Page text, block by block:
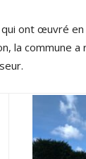
ont œuvré
la commune